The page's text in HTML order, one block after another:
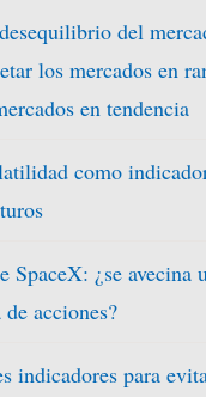
del
los mercados en
en tendencia
como
SpaceX: ¿se avecina
acciones?
indicadores para